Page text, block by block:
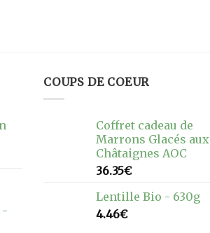
-
COUPS DE COEUR
Coffret cadeau de
Marrons Glacés aux
Châtaignes AOC
36.35€
Lentille Bio - 630g
4.46€